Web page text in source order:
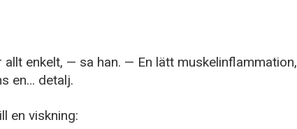
enkelt, — sa han. — En lätt muskelinflammation,
en… detalj.
en viskning: